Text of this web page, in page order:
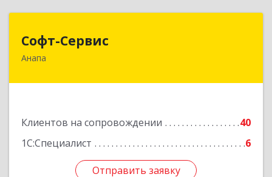
Софт-Сервис
Анапа
Клиентов на сопровождении
40
1С:Специалист
6
Отправить заявку
353440, Краснодарский край, Анапский р-н,
Отправить заявку